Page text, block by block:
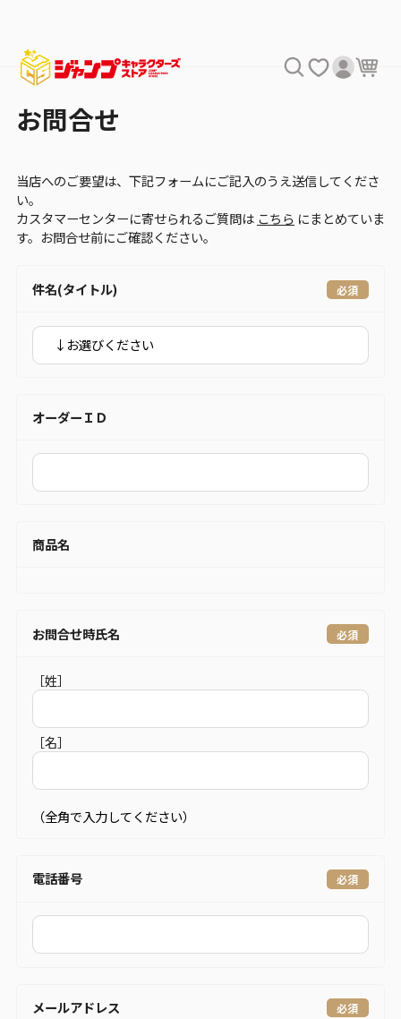
お問合せ
当店へのご要望は、下記フォームにご記入のうえ送信してくださ
い。
カスタマーセンターに寄せられるご質問は こちら にまとめていま
す。お問合せ前にご確認ください。
件名(タイトル)
オーダーＩＤ
商品名
お問合せ時氏名
［姓］
［名］
（全角で入力してください）
電話番号
メールアドレス